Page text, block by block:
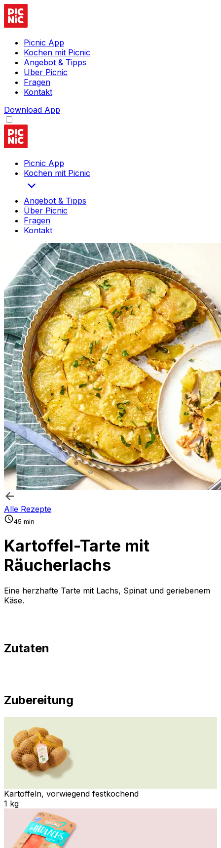
Picnic App
Kochen mit Picnic
Angebot & Tipps
Über Picnic
Fragen
Kontakt
Download App
Picnic App
Kochen mit Picnic
Angebot & Tipps
Über Picnic
Fragen
Kontakt
Alle Rezepte
45 min
Kartoffel-Tarte mit
Räucherlachs
Eine herzhafte Tarte mit Lachs, Spinat und geriebenem
Käse.
Zutaten
Zubereitung
Kartoffeln, vorwiegend festkochend
1 kg